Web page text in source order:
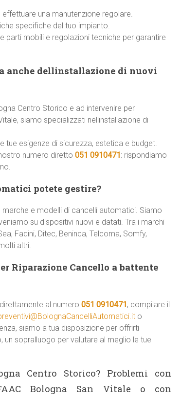
una manutenzione regolare.
specifiche del tuo impianto.
parti mobili e regolazioni tecniche per garantire
dellinstallazione di nuovi
Centro Storico e ad intervenire per
siamo specializzati nellinstallazione di
tue esigenze di sicurezza, estetica e budget.
numero diretto 051 0910471: rispondiamo
potete gestire?
e modelli di cancelli automatici. Siamo
su dispositivi nuovi e datati. Tra i marchi
Fadini, Ditec, Beninca, Telcoma, Somfy,
altri.
Riparazione Cancello a battente
al numero 051 0910471, compilare il
o
siamo a tua disposizione per offrirti
sopralluogo per valutare al meglio le tue
Centro Storico? Problemi con
Bologna San Vitale o con